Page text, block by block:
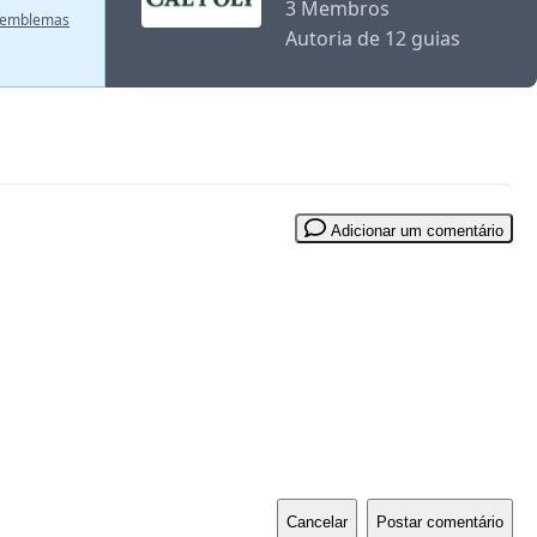
3 Membros
Autoria de 12 guias
Adicionar um comentário
Cancelar Postar comentário